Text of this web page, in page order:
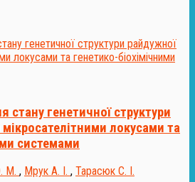
стану генетичної структури
локусами та
системами
М. , Мрук А. І. , Тарасюк С. І.